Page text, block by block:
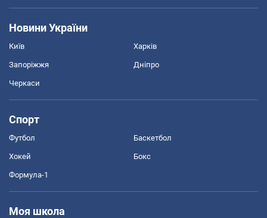
Новини України
Київ Харків
Запоріжжя Дніпро
Черкаси
Спорт
Футбол Баскетбол
Хокей Бокс
Формула-1
Моя школа